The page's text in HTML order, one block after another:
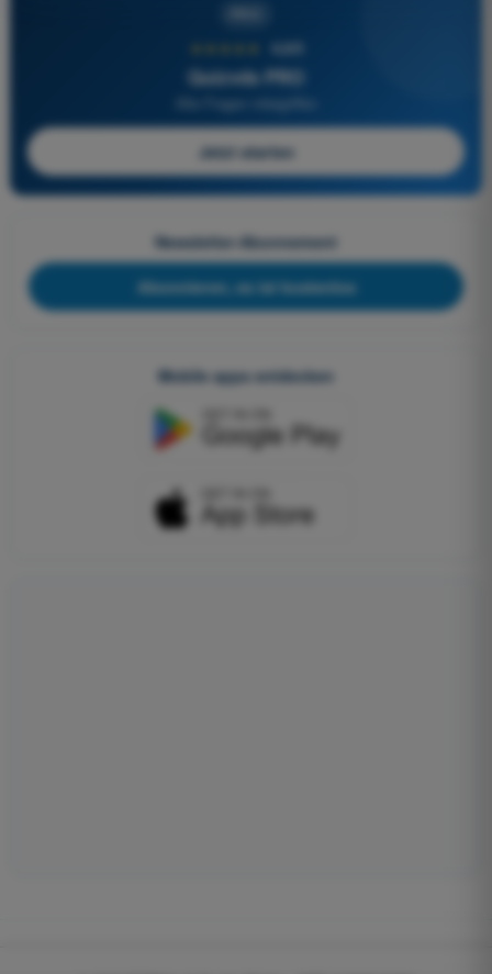
4,6/5
Quizvds PRO
Alle Fragen inbegriffen
Jetzt starten
Newsletter-Abonnement
Abonnieren, es ist kostenlos
Mobile apps entdecken